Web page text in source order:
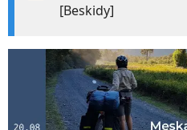
[Beskidy]